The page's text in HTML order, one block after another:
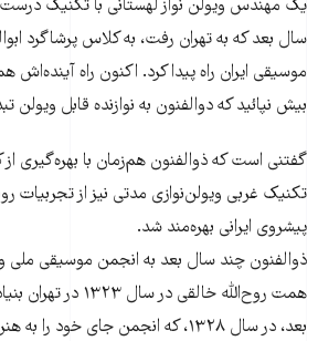
یک مهندس ویولن نواز لهستانی با تکنیک
سال بعد که به تهران رفت، به کلاس پرشاگرد
موسیقی ایران راه پیدا کرد. اکنون راه
بیش نپائید که دوالفنون به نوازنده قابل ویولن
گفتنی است که ذوالفنون هم‌زمان با بهره‌گیری از
تکنیک غربی ویولن‌نوازی مدتی نیز از تجربیات
پیشروی ایرانی بهره‌مند شد.
ذوالفنون چند سال بعد به انجمن موسیقی ملی
همت روح‌الله خالقی در
بعد، در سال ۱۳۲۸، که انجمن جای